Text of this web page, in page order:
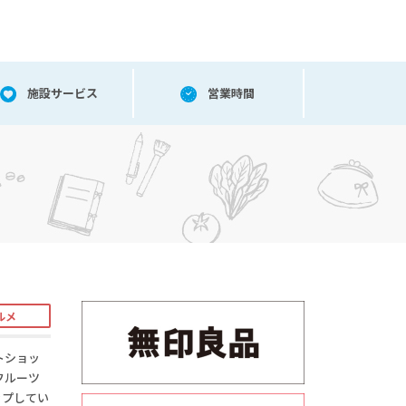
施設サービス 営業時間
メ
ョッ
ルーツ
してい